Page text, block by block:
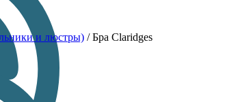
и люстры) /Бра Claridges